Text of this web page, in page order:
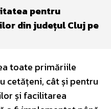
pentru
din județul Cluj pe
toate primăriile
cetățeni, cât și pentru
și facilitarea